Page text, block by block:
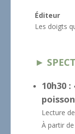
Éditeur
Les doigts
►
10h30
Lecture
À partir